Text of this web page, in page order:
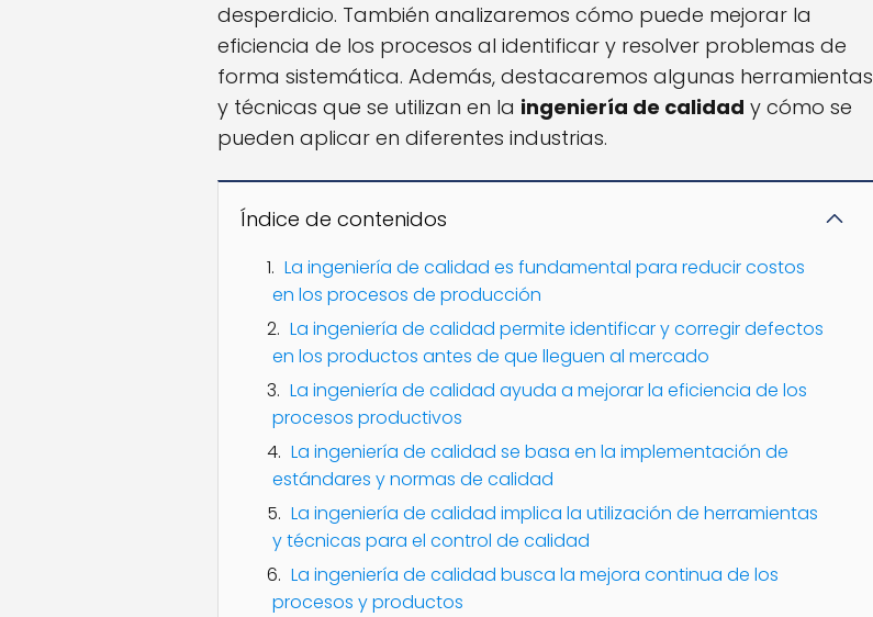
desperdicio. También analizaremos cómo puede mejorar la
eficiencia de los procesos al identificar y resolver problemas de
forma sistemática. Además, destacaremos algunas herramientas
y técnicas que se utilizan en la ingeniería de calidad y cómo se
pueden aplicar en diferentes industrias.
Índice de contenidos
La ingeniería de calidad es fundamental para reducir costos
en los procesos de producción
La ingeniería de calidad permite identificar y corregir defectos
en los productos antes de que lleguen al mercado
La ingeniería de calidad ayuda a mejorar la eficiencia de los
procesos productivos
La ingeniería de calidad se basa en la implementación de
estándares y normas de calidad
La ingeniería de calidad implica la utilización de herramientas
y técnicas para el control de calidad
La ingeniería de calidad busca la mejora continua de los
procesos y productos